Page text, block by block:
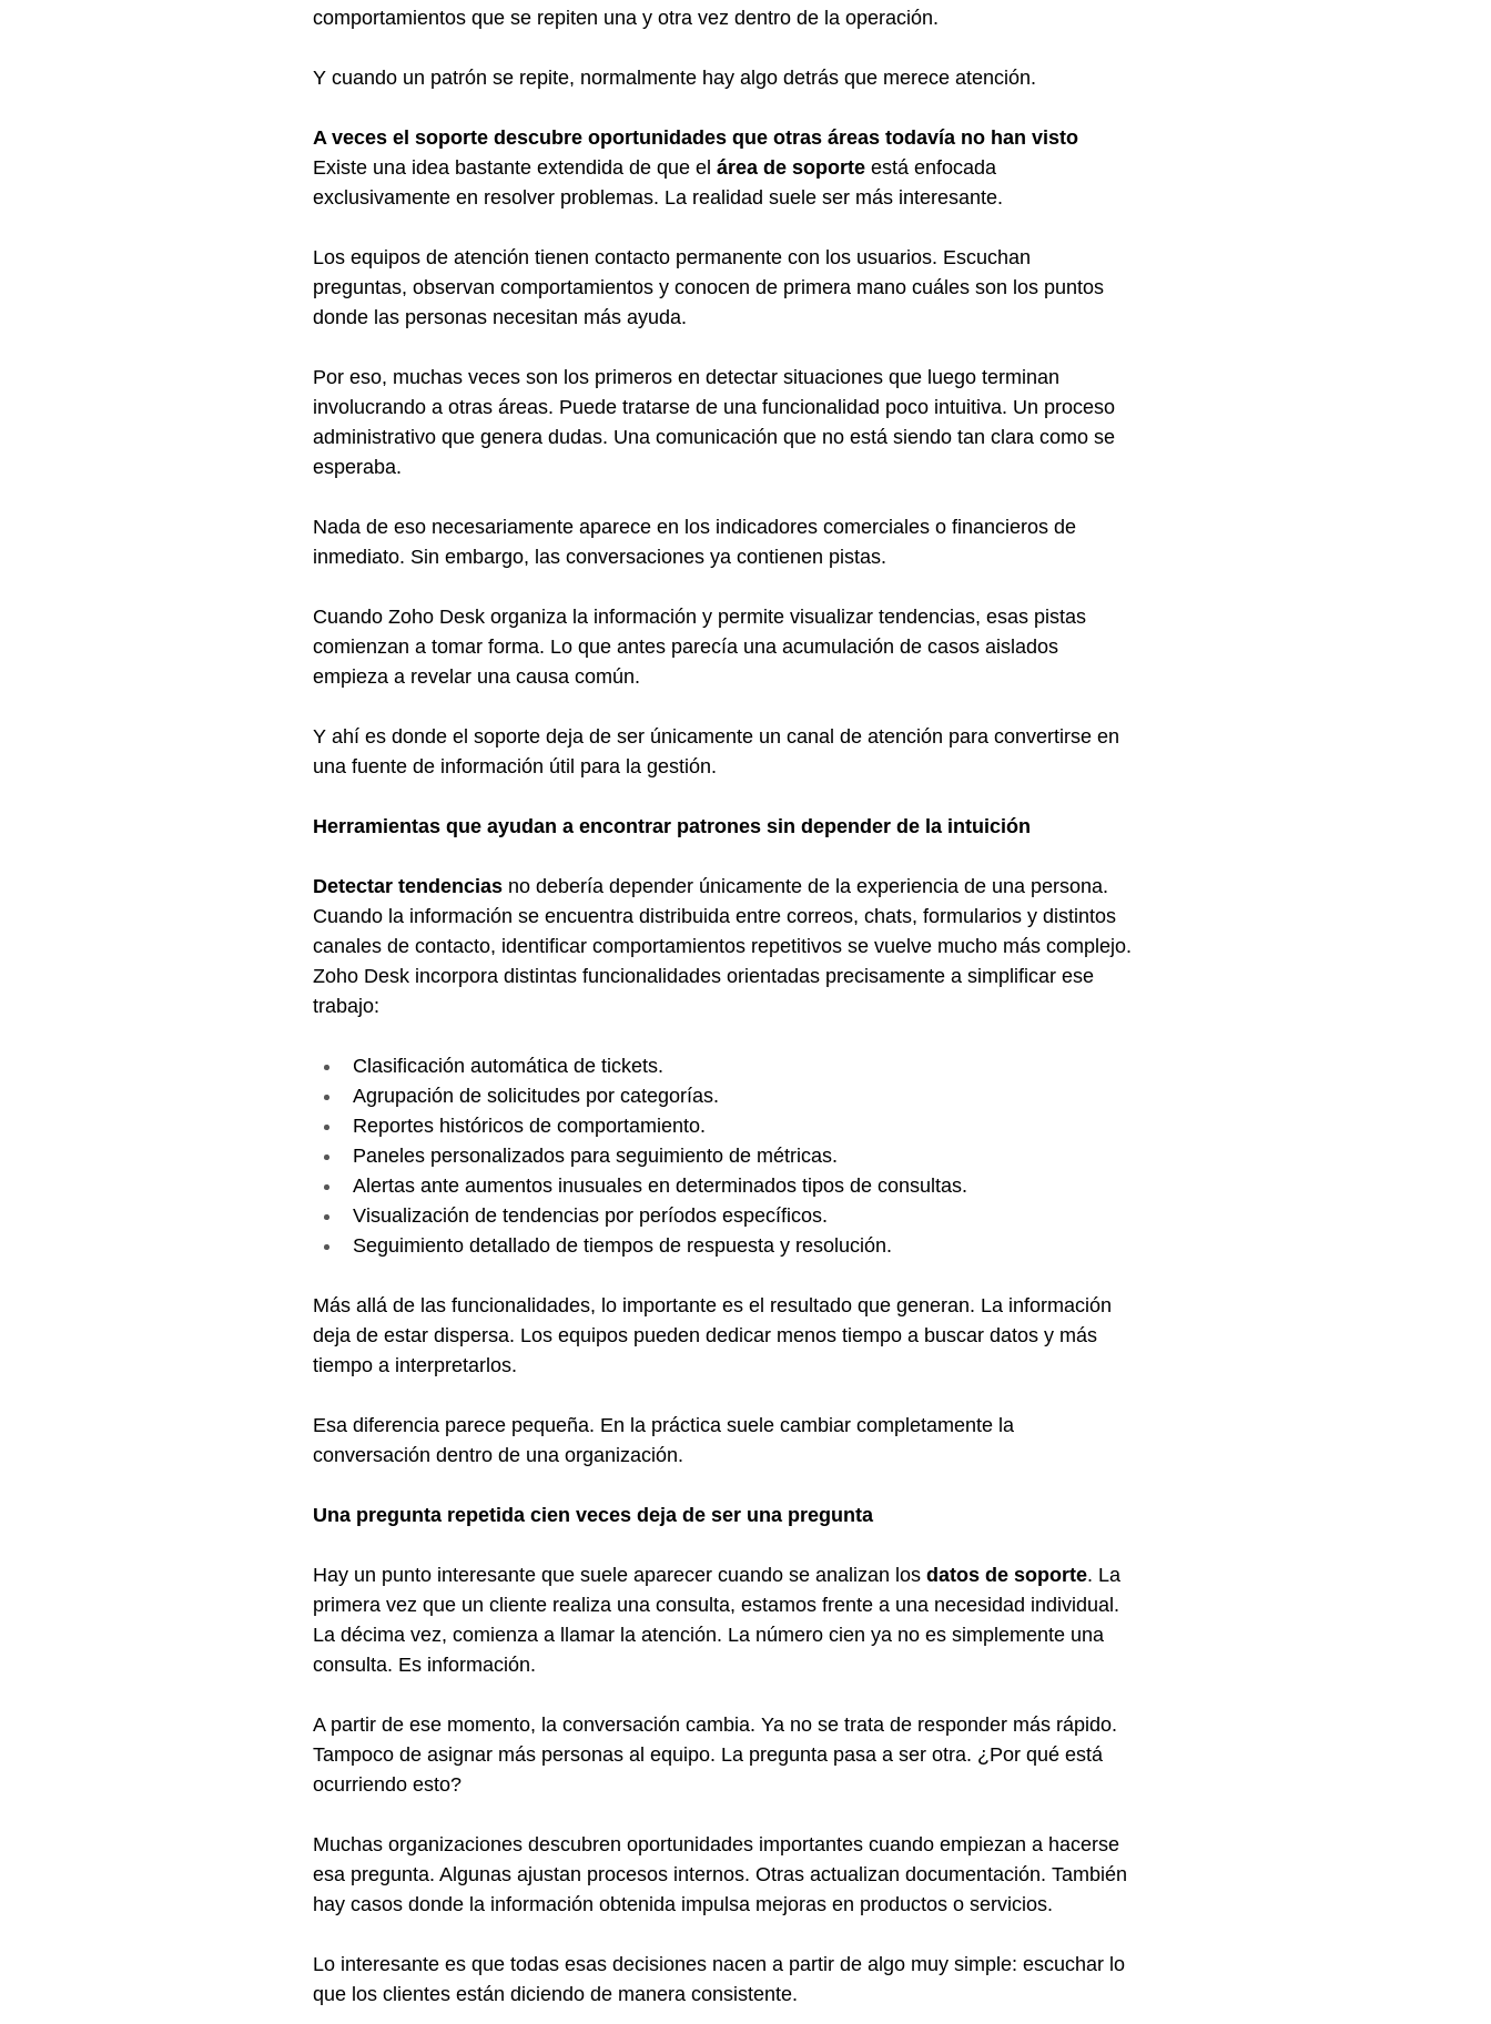
comportamientos que se repiten una y otra vez dentro de la operación.
Y cuando un patrón se repite, normalmente hay algo detrás que merece atención.
A veces el soporte descubre oportunidades que otras áreas todavía no han visto
Existe una idea bastante extendida de que el área de soporte está enfocada
exclusivamente en resolver problemas. La realidad suele ser más interesante.
Los equipos de atención tienen contacto permanente con los usuarios. Escuchan
preguntas, observan comportamientos y conocen de primera mano cuáles son los puntos
donde las personas necesitan más ayuda.
Por eso, muchas veces son los primeros en detectar situaciones que luego terminan
involucrando a otras áreas. Puede tratarse de una funcionalidad poco intuitiva. Un proceso
administrativo que genera dudas. Una comunicación que no está siendo tan clara como se
esperaba.
Nada de eso necesariamente aparece en los indicadores comerciales o financieros de
inmediato. Sin embargo, las conversaciones ya contienen pistas.
Cuando Zoho Desk organiza la información y permite visualizar tendencias, esas pistas
comienzan a tomar forma. Lo que antes parecía una acumulación de casos aislados
empieza a revelar una causa común.
Y ahí es donde el soporte deja de ser únicamente un canal de atención para convertirse en
una fuente de información útil para la gestión.
Herramientas que ayudan a encontrar patrones sin depender de la intuición
Detectar tendencias no debería depender únicamente de la experiencia de una persona.
Cuando la información se encuentra distribuida entre correos, chats, formularios y distintos
canales de contacto, identificar comportamientos repetitivos se vuelve mucho más complejo.
Zoho Desk incorpora distintas funcionalidades orientadas precisamente a simplificar ese
trabajo:
Clasificación automática de tickets.
Agrupación de solicitudes por categorías.
Reportes históricos de comportamiento.
Paneles personalizados para seguimiento de métricas.
Alertas ante aumentos inusuales en determinados tipos de consultas.
Visualización de tendencias por períodos específicos.
Seguimiento detallado de tiempos de respuesta y resolución.
Más allá de las funcionalidades, lo importante es el resultado que generan. La información
deja de estar dispersa. Los equipos pueden dedicar menos tiempo a buscar datos y más
tiempo a interpretarlos.
Esa diferencia parece pequeña. En la práctica suele cambiar completamente la
conversación dentro de una organización.
Una pregunta repetida cien veces deja de ser una pregunta
Hay un punto interesante que suele aparecer cuando se analizan los datos de soporte. La
primera vez que un cliente realiza una consulta, estamos frente a una necesidad individual.
La décima vez, comienza a llamar la atención. La número cien ya no es simplemente una
consulta. Es información.
A partir de ese momento, la conversación cambia. Ya no se trata de responder más rápido.
Tampoco de asignar más personas al equipo. La pregunta pasa a ser otra. ¿Por qué está
ocurriendo esto?
Muchas organizaciones descubren oportunidades importantes cuando empiezan a hacerse
esa pregunta. Algunas ajustan procesos internos. Otras actualizan documentación. También
hay casos donde la información obtenida impulsa mejoras en productos o servicios.
Lo interesante es que todas esas decisiones nacen a partir de algo muy simple: escuchar lo
que los clientes están diciendo de manera consistente.